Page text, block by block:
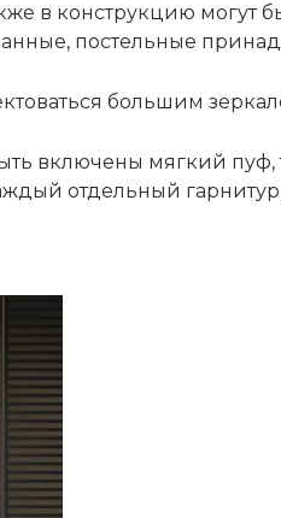
в конструкцию могут
постельные
большим
включены мягкий пуф,
отдельный